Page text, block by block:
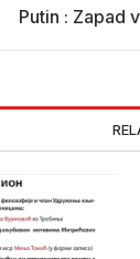
Putin : Zapad